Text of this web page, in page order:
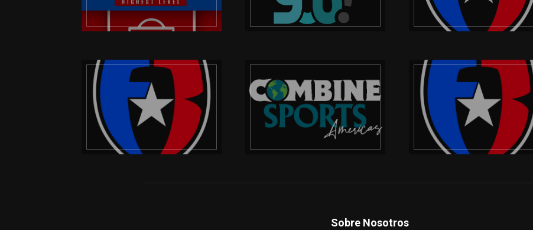
Sobre Nosotros